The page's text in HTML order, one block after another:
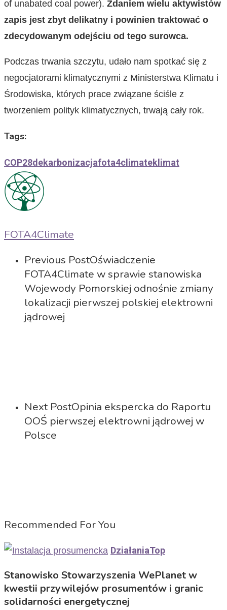
of unabated coal power). Zdaniem wielu aktywistów
zapis jest zbyt delikatny i powinien traktować o
zdecydowanym odejściu od tego surowca.
Podczas trwania szczytu, udało nam spotkać się z
negocjatorami klimatycznymi z Ministerstwa Klimatu i
Środowiska, których prace związane ściśle z
tworzeniem polityk klimatycznych, trwają cały rok.
Tags:
COP28dekarbonizacjafota4climateklimat
FOTA4Climate
Previous PostOświadczenie
FOTA4Climate w sprawie stanowiska
Wojewody Pomorskiej odnośnie zmiany
lokalizacji pierwszej polskiej elektrowni
jądrowej
Next PostOpinia ekspercka do Raportu
OOŚ pierwszej elektrowni jądrowej w
Polsce
Recommended For You
DziałaniaTop
Stanowisko Stowarzyszenia WePlanet w
kwestii przywilejów prosumentów i granic
solidarności energetycznej